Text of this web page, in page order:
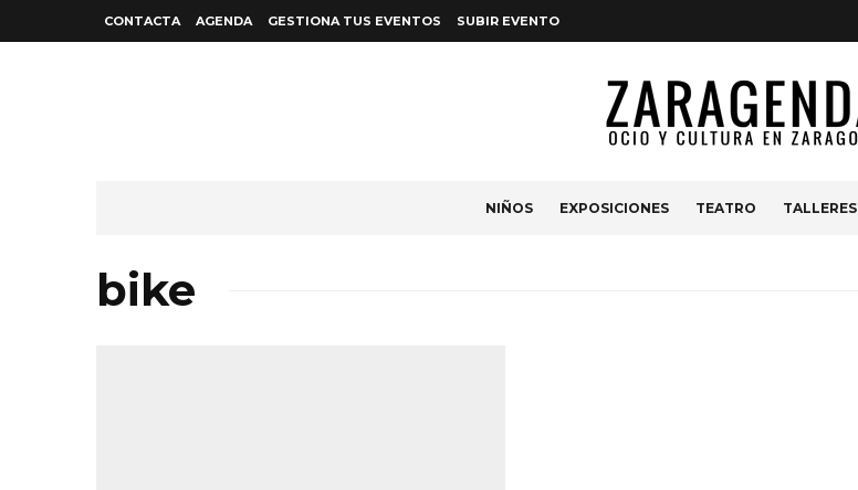
CONTACTA AGENDA GESTIONA TUS EVENTOS SUBIR EVENTO
NIÑOS EXPOSICIONES TEATRO TALLERES
bike